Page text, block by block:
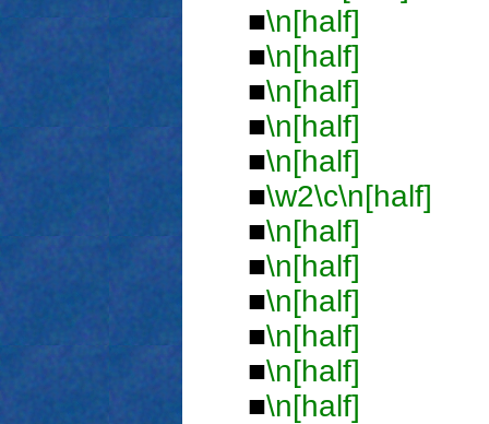
■\n[half]
■\n[half]
■\n[half]
■\n[half]
■\n[half]
■\w2\c\n[half]
■\n[half]
■\n[half]
■\n[half]
■\n[half]
■\n[half]
■\n[half]